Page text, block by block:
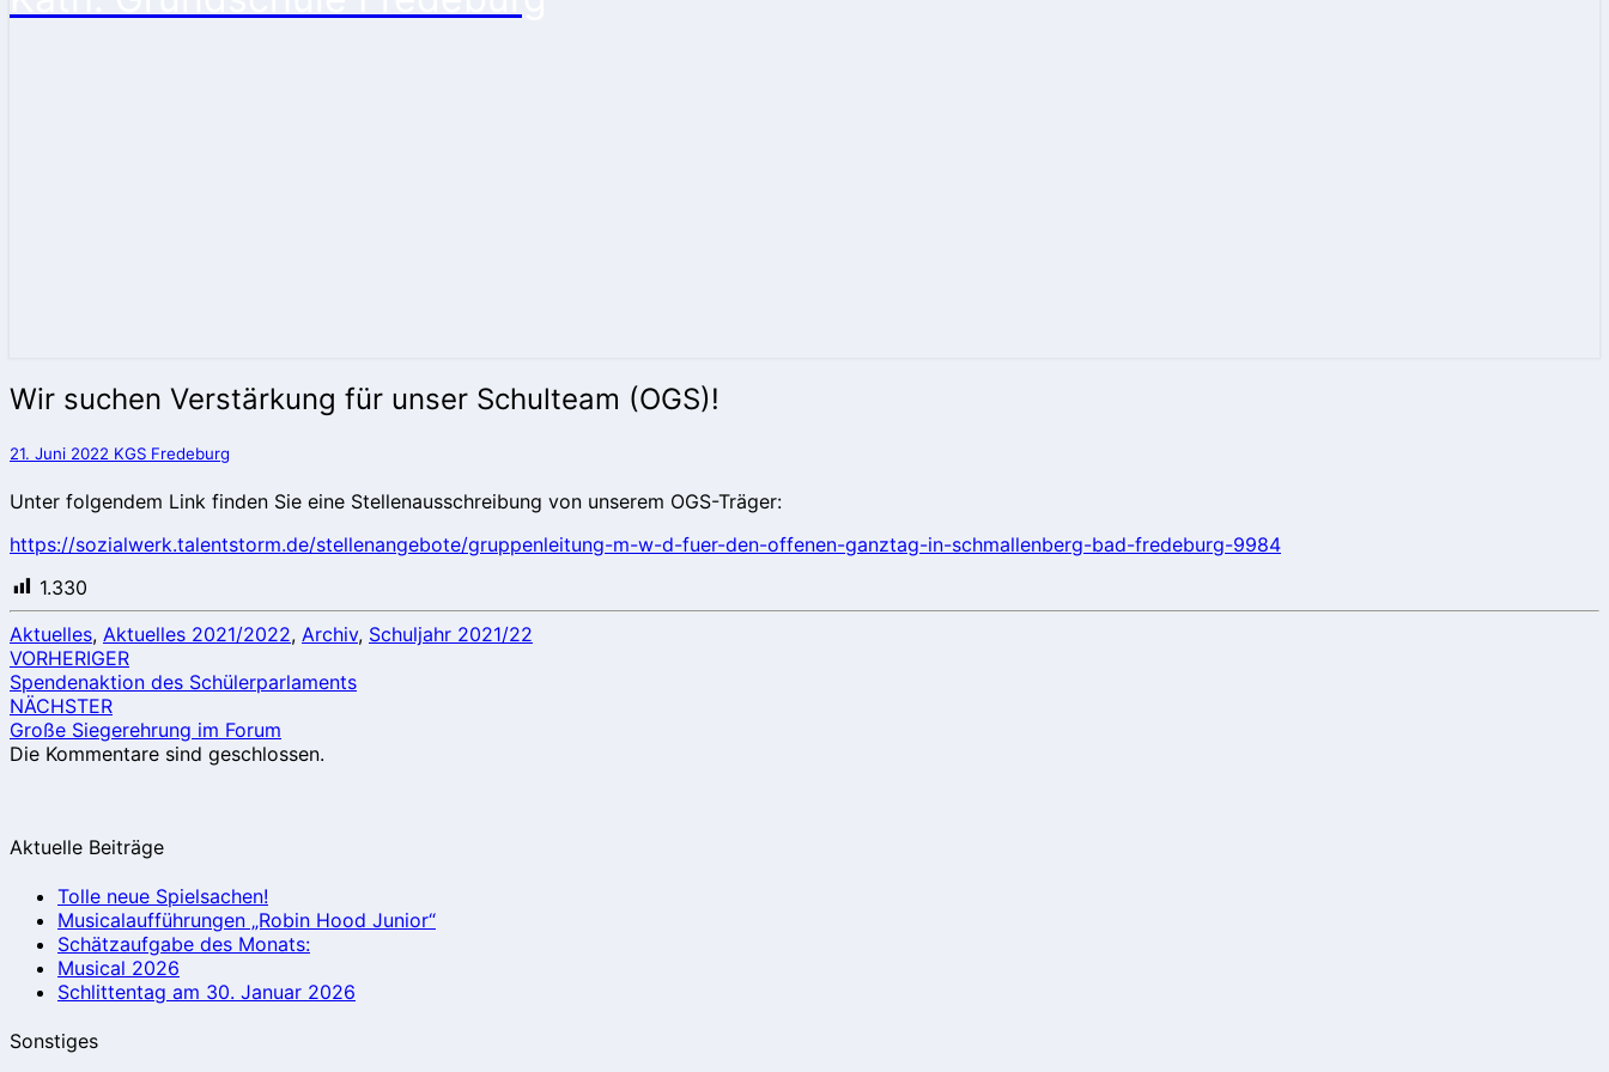
Wir
suchen
für
unser
Schulteam
(OGS)!
Wir suchen Verstärkung für unser Schulteam (OGS)!
21. Juni 2022 KGS Fredeburg
Unter folgendem Link finden Sie eine Stellenausschreibung von unserem OGS-Träger:
https://sozialwerk.talentstorm.de/stellenangebote/gruppenleitung-m-w-d-fuer-den-offenen-ganztag-in-schmallenberg-bad-fredeburg-9984
1.330
Aktuelles, Aktuelles 2021/2022, Archiv, Schuljahr 2021/22
Beitragsnavigation
VORHERIGER
Spendenaktion des Schülerparlaments
NÄCHSTER
Große Siegerehrung im Forum
Die Kommentare sind geschlossen.
Aktuelle Beiträge
Tolle neue Spielsachen!
Musicalaufführungen „Robin Hood Junior“
Schätzaufgabe des Monats:
Musical 2026
Schlittentag am 30. Januar 2026
Sonstiges